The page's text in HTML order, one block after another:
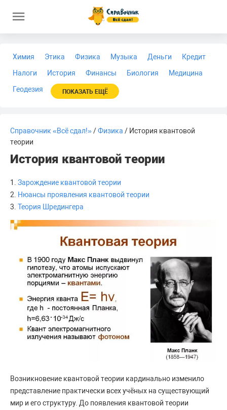
Химия Этика Физика Музыка Деньги
Кредит
Налоги
История Финансы Биология
Медицина
Геодезия
ПОКАЗАТЬ ЕЩЁ
Справочник «Всё сдал!»/Физика / История квантовой
теории
История квантовой теории
1. Зарождение квантовой теории
2.
Нюансы проявления квантовой теории
3. Теория Шредингера
Возникновение квантовой теории кардинально изменило
представление практически всех учёных на существующий
мир и его структуру. До появления квантовой теории